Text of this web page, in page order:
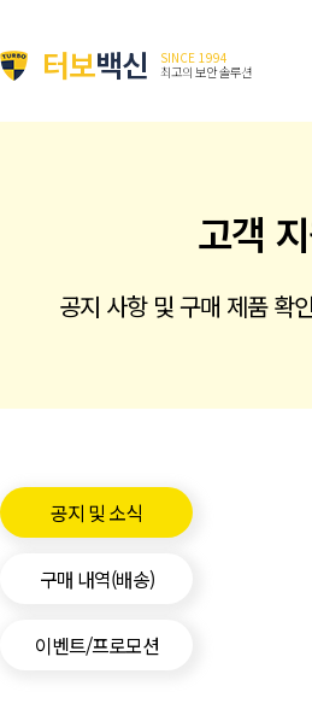
터보백신
SINCE 1994
최고의 보안 솔루션
고객
공지 사항 및 구매 제품 확
공지 및 소식
구매 내역(배송)
이벤트/프로모션